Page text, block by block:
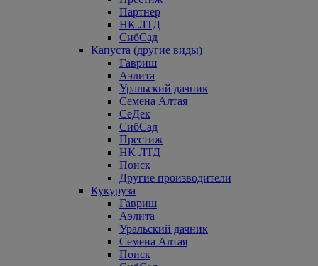
Партнер
НК ЛТД
СибСад
Капуста (другие виды)
Гавриш
Аэлита
Уральский дачник
Семена Алтая
СеДек
СибСад
Престиж
НК ЛТД
Поиск
Другие производители
Кукуруза
Гавриш
Аэлита
Уральский дачник
Семена Алтая
Поиск